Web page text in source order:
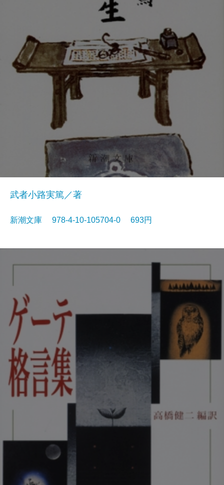
武者小路実篤／著
新潮文庫 978-4-10-105704-0 693円